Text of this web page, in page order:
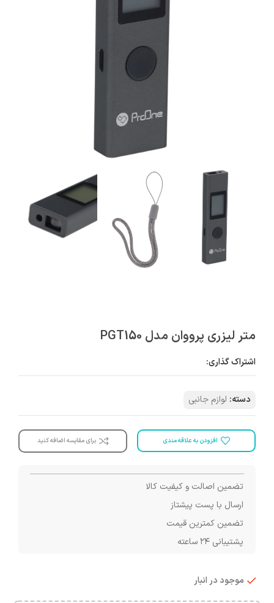
متر لیزری پرووان مدل PGT150
اشتراک گذاری:
دسته: لوازم جانبی
افزودن به علاقه مندی برای مقایسه اضافه کنید
تضمین اصالت و کیفیت کالا
ارسال با پست پیشتاز
تضمین کمترین قیمت
پشتیبانی ۲۴ ساعته
موجود در انبار